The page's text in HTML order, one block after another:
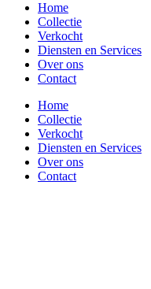
Home
Collectie
Verkocht
Diensten en Services
Over ons
Contact
Home
Collectie
Verkocht
Diensten en Services
Over ons
Contact